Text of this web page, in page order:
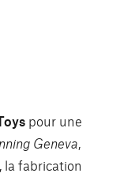
pour une
Geneva,
la fabrication